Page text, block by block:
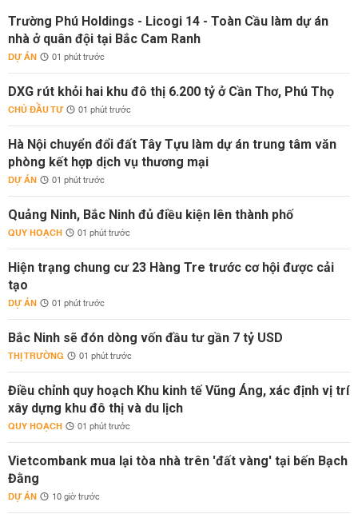
Trường Phú Holdings - Licogi 14 - Toàn Cầu làm dự án
nhà ở quân đội tại Bắc Cam Ranh
DỰ ÁN 01 phút trước
DXG rút khỏi hai khu đô thị 6.200 tỷ ở Cần Thơ, Phú Thọ
CHỦ ĐẦU TƯ 01 phút trước
Hà Nội chuyển đổi đất Tây Tựu làm dự án trung tâm văn
phòng kết hợp dịch vụ thương mại
DỰ ÁN 01 phút trước
Quảng Ninh, Bắc Ninh đủ điều kiện lên thành phố
QUY HOẠCH 01 phút trước
Hiện trạng chung cư 23 Hàng Tre trước cơ hội được cải
tạo
DỰ ÁN 01 phút trước
Bắc Ninh sẽ đón dòng vốn đầu tư gần 7 tỷ USD
THỊ TRƯỜNG 01 phút trước
Điều chỉnh quy hoạch Khu kinh tế Vũng Áng, xác định vị trí
xây dựng khu đô thị và du lịch
QUY HOẠCH 01 phút trước
Vietcombank mua lại tòa nhà trên 'đất vàng' tại bến Bạch
Đằng
DỰ ÁN 10 giờ trước